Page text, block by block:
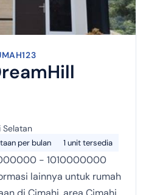
Selatan
per bulan 1 unit tersedia
- 1010000000
lainnya untuk rumah